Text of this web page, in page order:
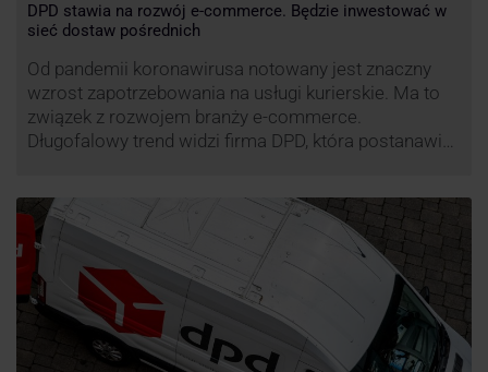
DPD stawia na rozwój e-commerce. Będzie inwestować w
sieć dostaw pośrednich
Od pandemii koronawirusa notowany jest znaczny
wzrost zapotrzebowania na usługi kurierskie. Ma to
związek z rozwojem branży e-commerce.
Długofalowy trend widzi firma DPD, która postanawia
usługi DPD Pickup. Firma już teraz chwali się danymi.